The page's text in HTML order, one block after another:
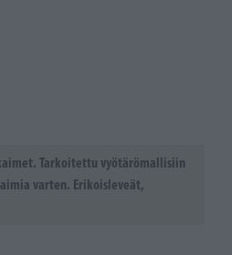
Tarkoitettu vyötärömallisiin
varten. Erikoisleveät,